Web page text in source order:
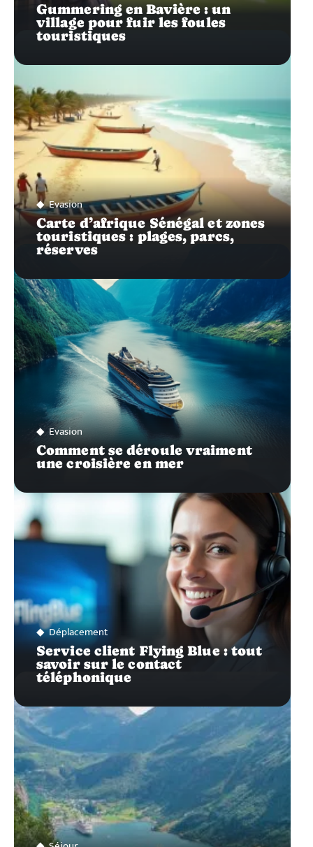
Gummering en Bavière : un
village pour fuir les foules
touristiques
Evasion
Carte d’afrique Sénégal et zones
touristiques : plages, parcs,
réserves
Evasion
Comment se déroule vraiment
une croisière en mer
Déplacement
Service client Flying Blue : tout
savoir sur le contact
téléphonique